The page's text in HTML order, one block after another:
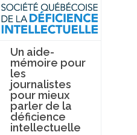
Un aide-
mémoire pour
les
journalistes
pour mieux
parler de la
déficience
intellectuelle